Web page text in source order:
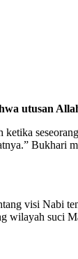
utusan
Bukhari
visi Nabi
wilayah suci